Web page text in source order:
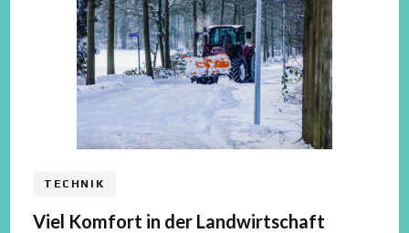
TECHNIK
Viel Komfort in der Landwirtschaft